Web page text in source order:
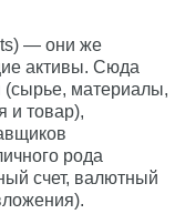
— они же
активы. Сюда
(сырье, материалы,
и товар),
рода
счет, валютный